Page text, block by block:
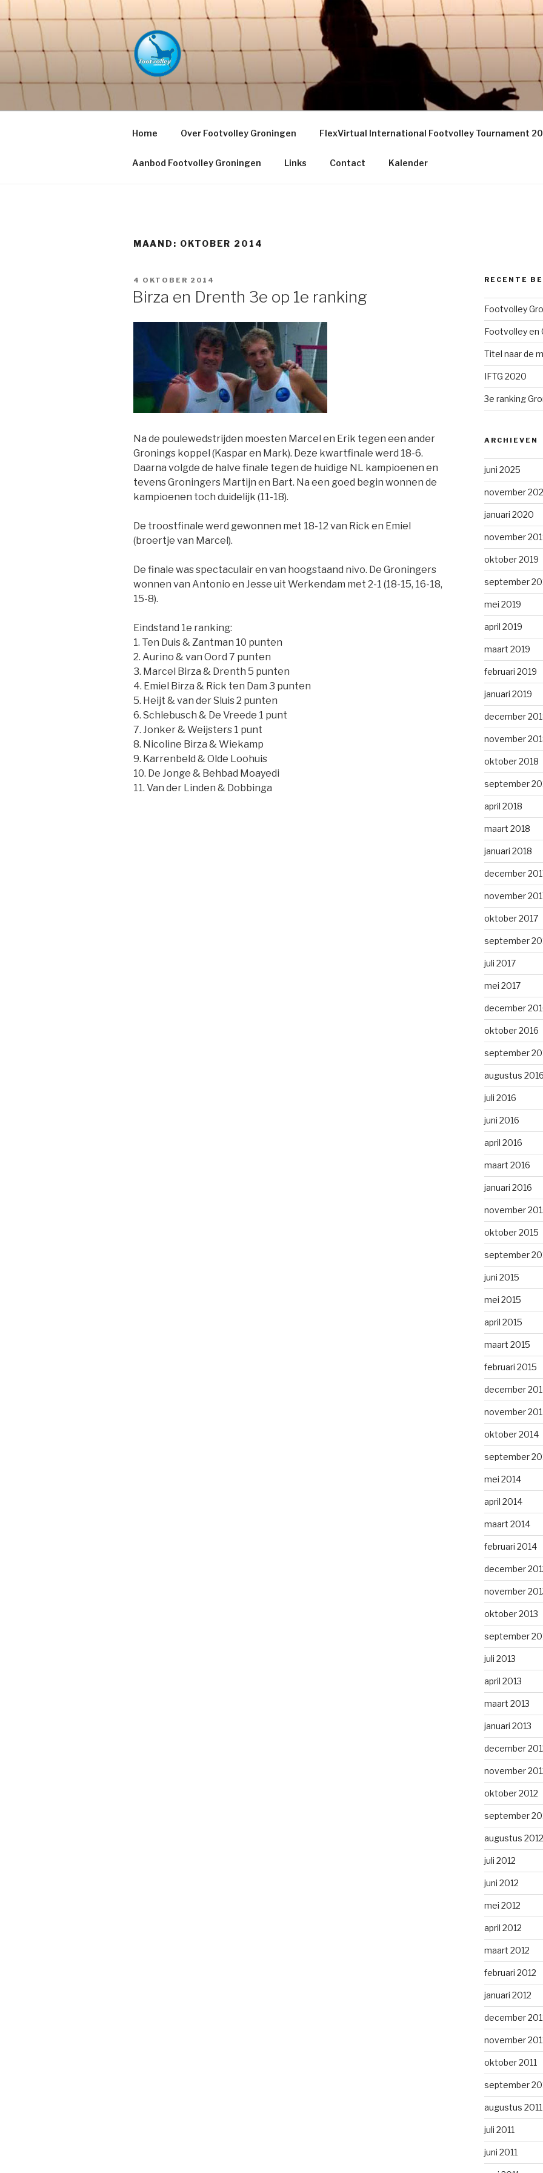
de
inhoud
springen
FOOTVOLLEY GRONINGEN –
PETACCHI'S
Home Over Footvolley Groningen FlexVirtual International Footvolley Tournament
Aanbod Footvolley Groningen Links Contact Kalender
MAAND: OKTOBER 2014
GEPLAATST
4 OKTOBER 2014
Birza en Drenth 3e op 1e ranking
Na de poulewedstrijden moesten Marcel en Erik tegen een ander
Gronings koppel (Kaspar en Mark). Deze kwartfinale werd 18-6.
Daarna volgde de halve finale tegen de huidige NL kampioenen en
tevens Groningers Martijn en Bart. Na een goed begin wonnen de
kampioenen toch duidelijk (11-18).
De troostfinale werd gewonnen met 18-12 van Rick en Emiel
(broertje van Marcel).
De finale was spectaculair en van hoogstaand nivo. De Groningers
wonnen van Antonio en Jesse uit Werkendam met 2-1 (18-15, 16-18,
15-8).
Eindstand 1e ranking:
1. Ten Duis & Zantman 10 punten
2. Aurino & van Oord 7 punten
3. Marcel Birza & Drenth 5 punten
4. Emiel Birza & Rick ten Dam 3 punten
5. Heijt & van der Sluis 2 punten
6. Schlebusch & De Vreede 1 punt
7. Jonker & Weijsters 1 punt
8. Nicoline Birza & Wiekamp
9. Karrenbeld & Olde Loohuis
10. De Jonge & Behbad Moayedi
11. Van der Linden & Dobbinga
RECENTE
Footvolley
Footvolley en
Titel naar de
IFTG 2020
3e ranking
ARCHIEVEN
juni 2025
november
januari 2020
november
oktober 2019
september
mei 2019
april 2019
maart 2019
februari 2019
januari 2019
december
november
oktober 2018
september
april 2018
maart 2018
januari 2018
december
november
oktober 2017
september
juli 2017
mei 2017
december
oktober 2016
september
augustus
juli 2016
juni 2016
april 2016
maart 2016
januari 2016
november
oktober 2015
september
juni 2015
mei 2015
april 2015
maart 2015
februari 2015
december
november
oktober 2014
september
mei 2014
april 2014
maart 2014
februari 2014
december
november
oktober 2013
september
juli 2013
april 2013
maart 2013
januari 2013
december
november
oktober 2012
september
augustus 2012
juli 2012
juni 2012
mei 2012
april 2012
maart 2012
februari 2012
januari 2012
december
november
oktober 2011
september
augustus 2011
juli 2011
juni 2011